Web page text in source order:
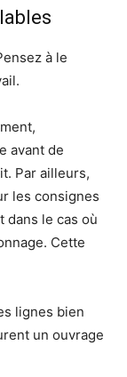
à le
avant de
Par ailleurs,
les consignes
dans le cas où
Cette
lignes bien
un ouvrage